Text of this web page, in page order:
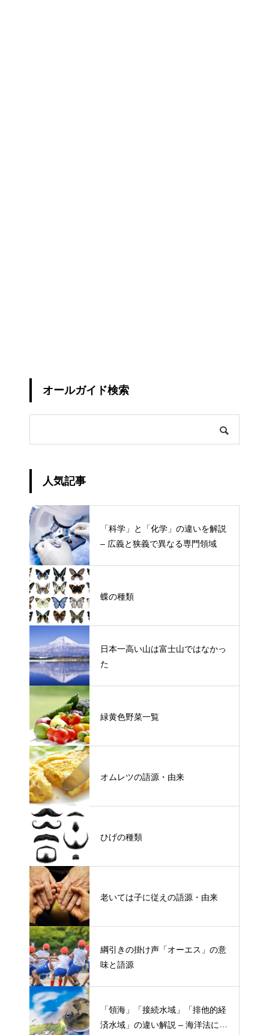
オールガイド検索
人気記事
「科学」と「化学」の違いを解説
– 広義と狭義で異なる専門領域
蝶の種類
日本一高い山は富士山ではなかっ
た
緑黄色野菜一覧
オムレツの語源・由来
ひげの種類
老いては子に従えの語源・由来
綱引きの掛け声「オーエス」の意
味と語源
「領海」「接続水域」「排他的経
済水域」の違い解説 – 海洋法にお